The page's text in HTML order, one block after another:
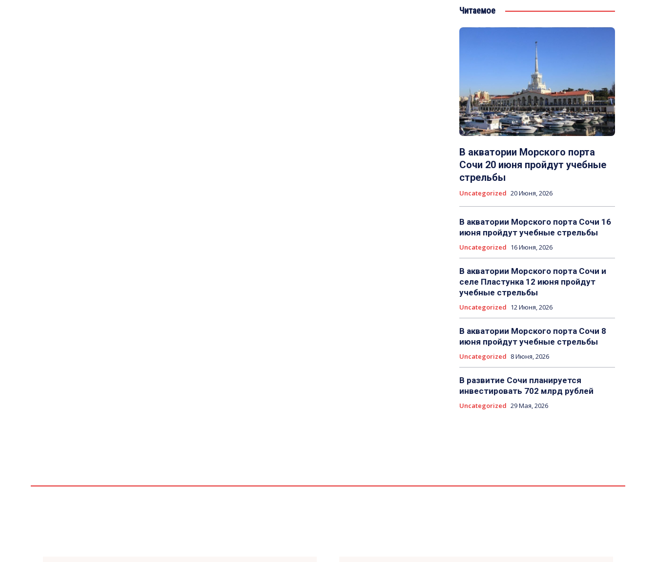
Читаемое
В акватории Морского порта
Сочи 20 июня пройдут учебные
стрельбы
Uncategorized 20 Июня, 2026
В акватории Морского порта Сочи 16
июня пройдут учебные стрельбы
Uncategorized 16 Июня, 2026
В акватории Морского порта Сочи и
селе Пластунка 12 июня пройдут
учебные стрельбы
Uncategorized 12 Июня, 2026
В акватории Морского порта Сочи 8
июня пройдут учебные стрельбы
Uncategorized 8 Июня, 2026
В развитие Сочи планируется
инвестировать 702 млрд рублей
Uncategorized 29 Мая, 2026